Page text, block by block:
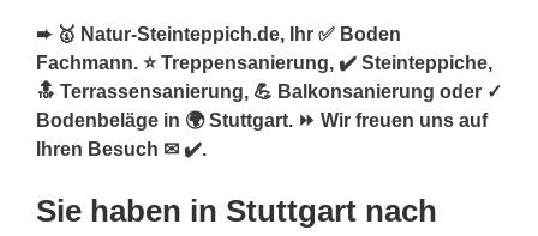
➨ 🥇 Natur-Steinteppich.de, Ihr ✅ Boden
Fachmann. ⭐ Treppensanierung, ✔️ Steinteppiche,
🔝 Terrassensanierung, 💪 Balkonsanierung oder ✓
Bodenbeläge in 🌍 Stuttgart. ⏩ Wir freuen uns auf
Ihren Besuch ✉ ✔️.
Sie haben in Stuttgart nach